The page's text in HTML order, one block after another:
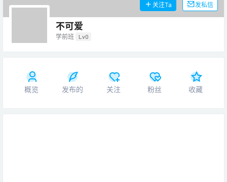
不可爱
学前班 Lv0
关注Ta 发私信
概览 发布的 关注 粉丝 收藏